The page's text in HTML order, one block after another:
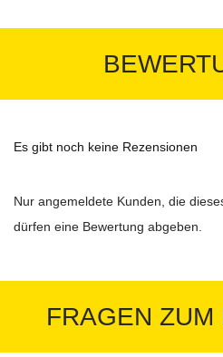
Es gibt noch keine Rezensionen
Nur angemeldete Kunden, die
dürfen eine Bewertung abgeben.
FRAGEN